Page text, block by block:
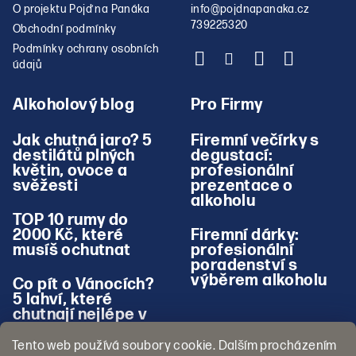
Tento web používá soubory cookie. Dalším procházením
O projektu Pojď na Panáka
Obchodní podmínky
Podmínky ochrany osobních
údajů
info@pojdnapanaka.cz
739225320
Alkoholový blog
Jak chutná jaro? 5
destilátů plných
květin, ovoce a
svěžesti
TOP 10 rumy do
2000 Kč, které
musíš ochutnat
Co pít o Vánocích?
5 lahví, které
chutnají nejlépe v
Pro Firmy
Firemní večírky s
degustací:
profesionální
prezentace o
alkoholu
Firemní dárky:
profesionální
poradenství s
výběrem alkoholu